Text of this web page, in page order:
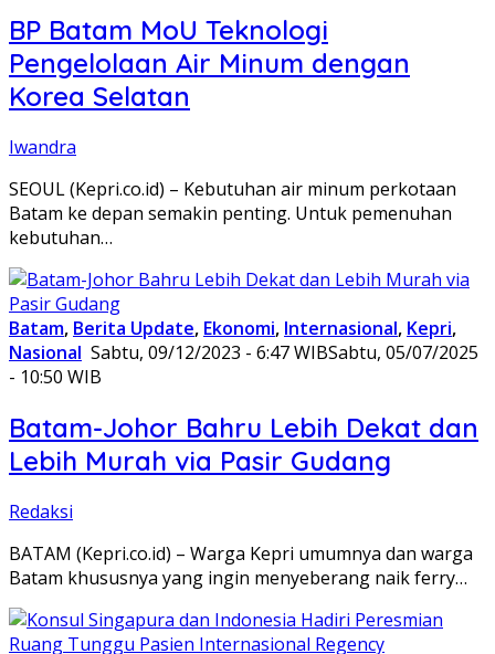
BP Batam MoU Teknologi
Pengelolaan Air Minum dengan
Korea Selatan
Iwandra
SEOUL (Kepri.co.id) – Kebutuhan air minum perkotaan
Batam ke depan semakin penting. Untuk pemenuhan
kebutuhan…
Batam, Berita Update, Ekonomi, Internasional, Kepri,
Nasional Sabtu, 09/12/2023 - 6:47 WIBSabtu, 05/07/2025
- 10:50 WIB
Batam-Johor Bahru Lebih Dekat dan
Lebih Murah via Pasir Gudang
Redaksi
BATAM (Kepri.co.id) – Warga Kepri umumnya dan warga
Batam khususnya yang ingin menyeberang naik ferry…